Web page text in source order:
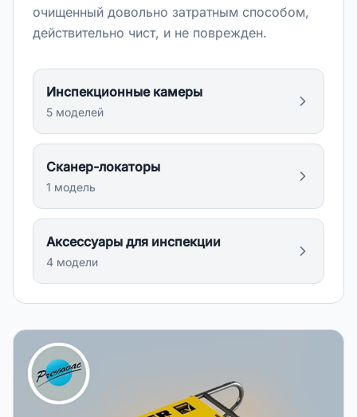
очищенный довольно затратным способом,
действительно чист, и не поврежден.
Инспекционные камеры
5 моделей
Сканер-локаторы
1 модель
Аксессуары для инспекции
4 модели